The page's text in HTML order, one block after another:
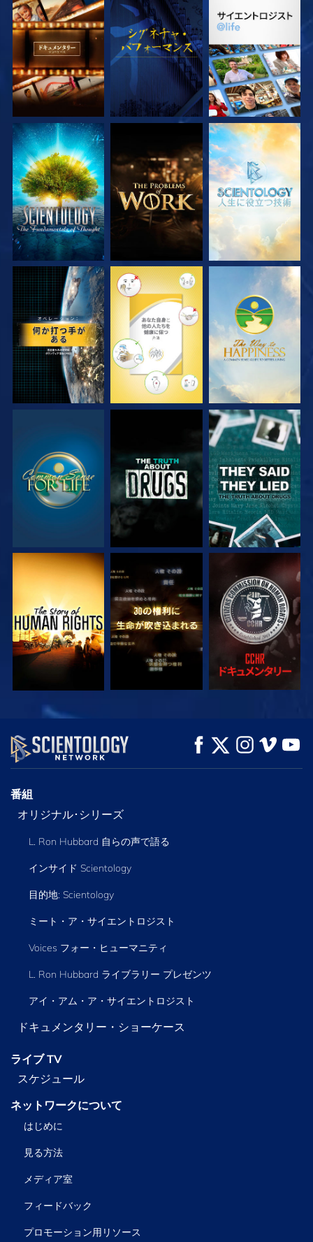
シリーズを探求 観る シリーズを探求
シリーズを探求 シリーズを探求 シリーズを探求
観る 観る 観る
観る 観る 観る
観る 観る 観る
観る シリーズを探求
番組
オリジナル･シリーズ
L. Ron Hubbard 自らの声で語る
インサイド Scientology
目的地: Scientology
ミート・ア・サイエントロジスト
Voices フォー・ヒューマニティ
L. Ron Hubbard ライブラリー プレゼンツ
アイ・アム・ア・サイエントロジスト
ドキュメンタリー・ショーケース
ライブ TV
スケジュール
ネットワークについて
はじめに
見る方法
メディア室
フィードバック
プロモーション用リソース